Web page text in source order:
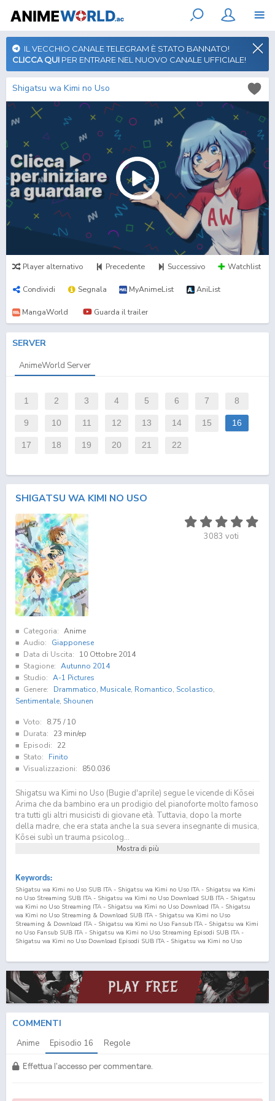
IL VECCHIO CANALE TELEGRAM È STATO BANNATO!
CLICCA QUI PER ENTRARE NEL NUOVO CANALE UFFICIALE!
Shigatsu wa Kimi no Uso
Player alternativo Precedente Successivo Watchlist
Condividi Segnala MyAnimeList AniList
MangaWorld Guarda il trailer
SERVER
AnimeWorld Server
1 2 3 4 5 6 7 8
9 10 11 12 13 14 15 16
17 18 19 20 21 22
SHIGATSU WA KIMI NO USO
3083 voti
Categoria: Anime
Audio:
Giapponese
Data di Uscita:
10 Ottobre 2014
Stagione: Autunno 2014
Studio: A-1 Pictures
Genere:
Drammatico, Musicale, Romantico, Scolastico,
Sentimentale, Shounen
Voto: 8.75 / 10
Durata:
23 min/ep
Episodi:
22
Stato:
Finito
Visualizzazioni:
850.036
Shigatsu wa Kimi no Uso (Bugie d'aprile) segue le vicende di Kōsei
Arima che da bambino era un prodigio del pianoforte molto famoso
tra tutti gli altri musicisti di giovane età. Tuttavia, dopo la morte
della madre, che era stata anche la sua severa insegnante di musica,
Kōsei subì un trauma psicolog...
Mostra di più
Keywords:
Shigatsu wa Kimi no Uso SUB ITA - Shigatsu wa Kimi no Uso ITA - Shigatsu wa Kimi
no Uso Streaming SUB ITA - Shigatsu wa Kimi no Uso Download SUB ITA - Shigatsu
wa Kimi no Uso Streaming ITA - Shigatsu wa Kimi no Uso Download ITA - Shigatsu
wa Kimi no Uso Streaming & Download SUB ITA - Shigatsu wa Kimi no Uso
Streaming & Download ITA - Shigatsu wa Kimi no Uso Fansub ITA - Shigatsu wa Kimi
no Uso Fansub SUB ITA - Shigatsu wa Kimi no Uso Streaming Episodi SUB ITA -
Shigatsu wa Kimi no Uso Download Episodi SUB ITA - Shigatsu wa Kimi no Uso
Episodio16 SUB ITA - Shigatsu wa Kimi no Uso Streaming Episodio16
ITA - Shigatsu
wa Kimi no Uso Download Episodio16 SUB ITA - Shigatsu wa Kimi no Uso Download
Episodio
16ITA Your Lie in April SUB ITA - Your Lie in April ITA - Your Lie in April
Streaming SUB ITA - Your Lie in April Download SUB ITA - Your Lie in April Streaming
ITA - Your Lie in April Streaming & Download ITA - Your Lie in April Fansub ITA - Your
Lie in April Fansub SUB ITA - Your Lie in April Streaming Episodi SUB ITA - Your Lie
Episodi Your Lie in April SUB ITA - Lista Episodi Your Lie in April ITA - Your Lie in
April Episodio16SUB ITA - Your Lie in April Episodio
Streaming Episodio
SUB ITA - Your Lie in April Streaming Episodio
Lie in April Download Episodio16SUB ITA - Your Lie in April Download Episodio
COMMENTI
Anime Episodio 16 Regole
Effettua l'accesso per commentare.